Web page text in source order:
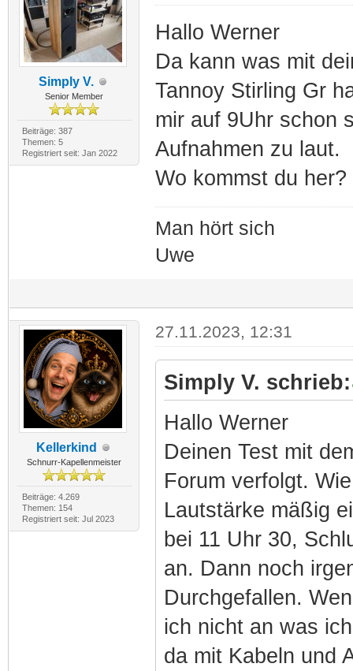
Simply V.
Senior Member
Beiträge: 387
Themen: 5
Registriert seit: Jan 2022
Hallo Werner
Da kann was mit
Tannoy Stirling Gr
mir auf 9Uhr schon
Aufnahmen zu laut.
Wo kommst du her?
Man hört sich
Uwe
Kellerkind
Schnurr-Kapellenmeister
Beiträge: 4.269
Themen: 154
Registriert seit: Jul 2023
27.11.2023, 12:31
Simply V. schrieb:
Hallo Werner
Deinen Test mit
Forum verfolgt.
Lautstärke mäßig
bei 11 Uhr 30,
an. Dann noch
Durchgefallen.
ich nicht an was
da mit Kabeln und